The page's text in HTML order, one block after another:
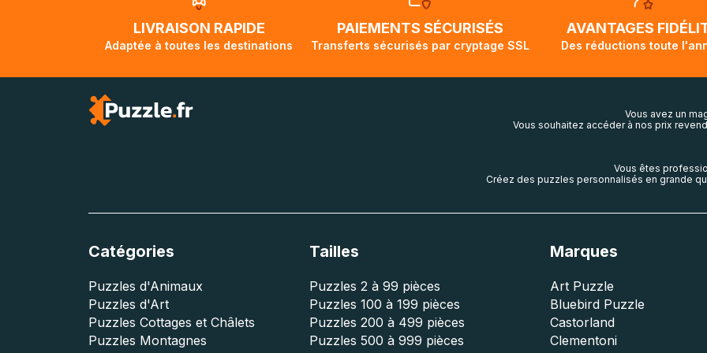
traversée, le suivi de votre commande ne soit pas modifié. Ce dernier
lorsque votre colis aura touché terre.
LIVRAISON RAPIDE
Adaptée à toutes les destinations
PAIEMENTS SÉCURISÉS
Transferts sécurisés par cryptage SSL
AVANTAGES
Des réductions toute
Vous avez un
Vous souhaitez accéder à nos prix
Vous êtes
Créez des puzzles personnalisés en grande
Catégories
Puzzles d'Animaux
Puzzles d'Art
Puzzles Cottages et Châlets
Puzzles Montagnes
Tailles
Puzzles 2 à 99 pièces
Puzzles 100 à 199 pièces
Puzzles 200 à 499 pièces
Puzzles 500 à 999 pièces
Marques
Art Puzzle
Bluebird Puzzle
Castorland
Clementoni